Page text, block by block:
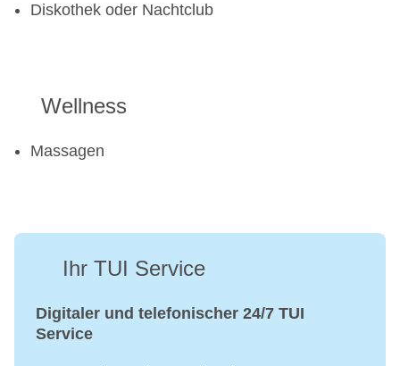
Diskothek oder Nachtclub
Wellness
Massagen
Ihr TUI Service
Digitaler und telefonischer 24/7 TUI
Service